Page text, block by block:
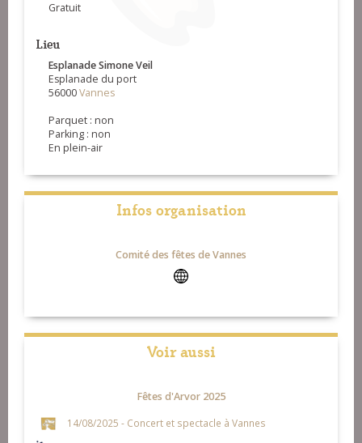
Gratuit
Lieu
Esplanade Simone Veil
Esplanade du port
56000Vannes
Parquet : non
Parking : non
En plein-air
Infos organisation
Comité des fêtes de Vannes
Voir aussi
Fêtes d'Arvor 2025
14/08/2025 - Concert et spectacle à Vannes